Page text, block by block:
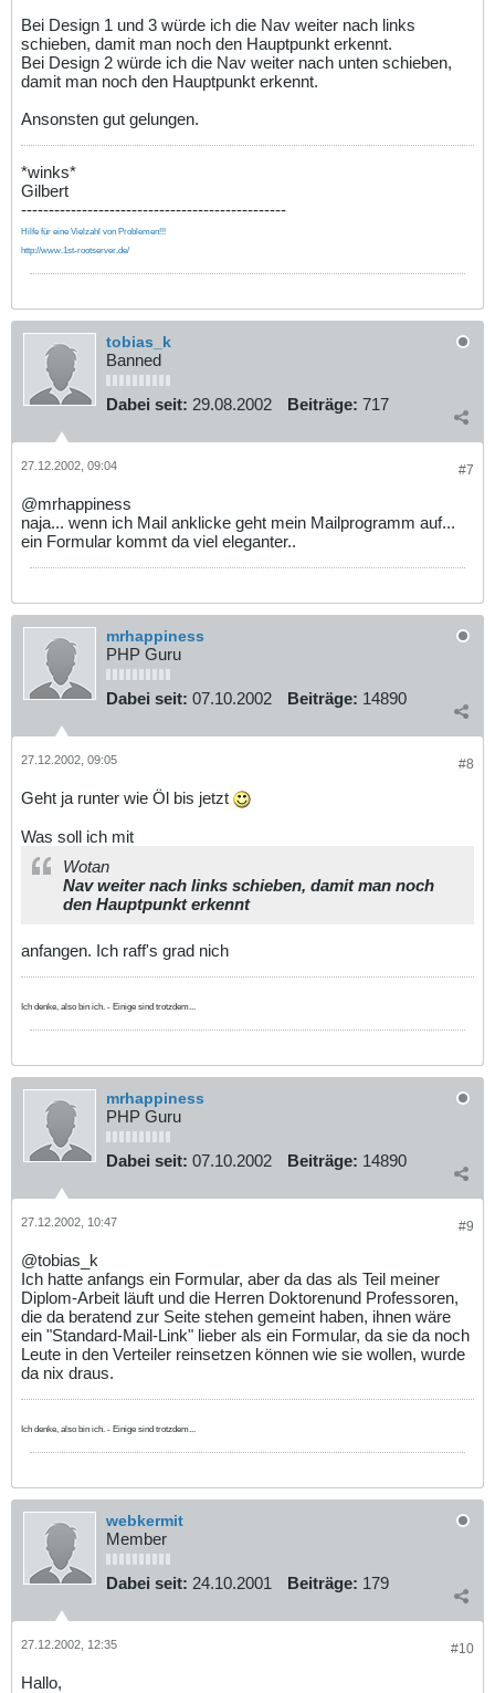
Bei Design 1 und 3 würde ich die Nav weiter nach links
schieben, damit man noch den Hauptpunkt erkennt.
Bei Design 2 würde ich die Nav weiter nach unten schieben,
damit man noch den Hauptpunkt erkennt.
Ansonsten gut gelungen.
*winks*
Gilbert
------------------------------------------------
Hilfe für eine Vielzahl von Problemen!!!
http://www.1st-rootserver.de/
tobias_k
Banned
Dabei seit: 29.08.2002 Beiträge: 717
#7
27.12.2002, 09:04
@mrhappiness
naja... wenn ich Mail anklicke geht mein Mailprogramm auf...
ein Formular kommt da viel eleganter..
mrhappiness
PHP Guru
Dabei seit: 07.10.2002 Beiträge: 14890
#8
27.12.2002, 09:05
Geht ja runter wie Öl bis jetzt
Was soll ich mit
Wotan
Nav weiter nach links schieben, damit man noch
den Hauptpunkt erkennt
anfangen. Ich raff's grad nich
Ich denke, also bin ich. - Einige sind trotzdem...
mrhappiness
PHP Guru
Dabei seit: 07.10.2002 Beiträge: 14890
#9
27.12.2002, 10:47
@tobias_k
Ich hatte anfangs ein Formular, aber da das als Teil meiner
Diplom-Arbeit läuft und die Herren Doktorenund Professoren,
die da beratend zur Seite stehen gemeint haben, ihnen wäre
ein "Standard-Mail-Link" lieber als ein Formular, da sie da noch
Leute in den Verteiler reinsetzen können wie sie wollen, wurde
da nix draus.
Ich denke, also bin ich. - Einige sind trotzdem...
webkermit
Member
Dabei seit: 24.10.2001 Beiträge: 179
#10
27.12.2002, 12:35
Hallo,